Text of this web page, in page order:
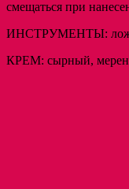
смещаться при
ИНСТРУМЕНТЫ:
КРЕМ: сырный,